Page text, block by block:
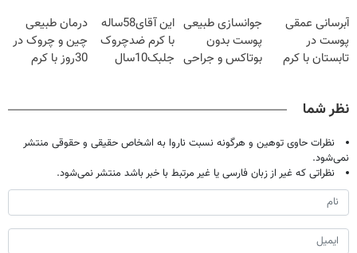
شدی🔥
آبرسانی عمقی
پوست در
تابستان با کرم
جوانسازی طبیعی
پوست بدون
بوتاکس و جراحی
این آقای58ساله
با کرم ضدچروک
جلبک10سال
تخفیف)
درمان طبیعی
چین و چروک در
30روز با کرم
نظر شما
نظرات حاوی توهین و هرگونه نسبت ناروا به اشخاص حقیقی و حقوقی منتشر
نمی‌شود.
نظراتی که غیر از زبان فارسی یا غیر مرتبط با خبر باشد منتشر نمی‌شود.